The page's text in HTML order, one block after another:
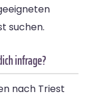
suchen.
infrage?
nach Triest